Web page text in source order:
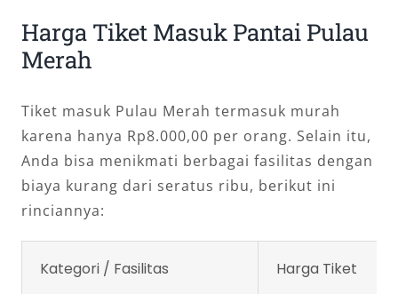
Harga Tiket Masuk Pantai Pulau
Merah
Tiket masuk Pulau Merah termasuk murah
karena hanya Rp8.000,00 per orang. Selain itu,
Anda bisa menikmati berbagai fasilitas dengan
biaya kurang dari seratus ribu, berikut ini
rinciannya:
Kategori / Fasilitas Harga Tiket